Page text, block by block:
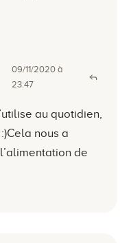
09/11/2020 à
23:47
au quotidien,
nous a
de